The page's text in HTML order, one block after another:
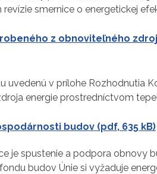
smernice o energetickej
z obnoviteľného
uvedenú v prílohe Rozhodnutia
energie prostredníctvom
budov (pdf, 635 kB)
je spustenie a podpora obnovy
budov Únie si vyžaduje